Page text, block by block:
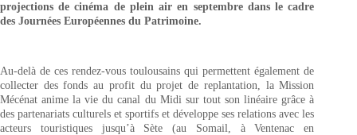
projections de cinéma de plein air en septembre dans le cadre
des Journées Européennes du Patrimoine.
Au-delà de ces rendez-vous toulousains qui permettent également de
collecter des fonds au profit du projet de replantation, la Mission
Mécénat anime la vie du canal du Midi sur tout son linéaire grâce à
des partenariats culturels et sportifs et développe ses relations avec les
acteurs touristiques jusqu’à Sète (au Somail, à Ventenac en